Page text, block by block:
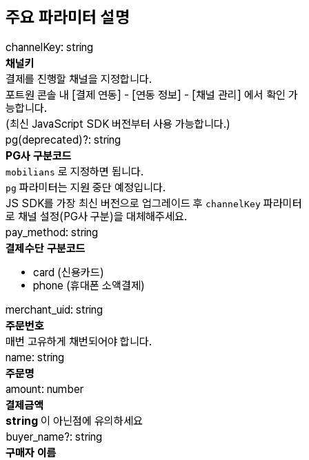
주요 파라미터 설명
channelKey: string
채널키
결제를 진행할 채널을 지정합니다.
포트원 콘솔 내 [결제 연동] - [연동 정보] - [채널 관리] 에서 확인 가
능합니다.
(최신 JavaScript SDK 버전부터 사용 가능합니다.)
pg(deprecated)?: string
PG사 구분코드
mobilians 로 지정하면 됩니다.
pg 파라미터는 지원 중단 예정입니다.
JS SDK를 가장 최신 버전으로 업그레이드 후 channelKey 파라미터
로 채널 설정(PG사 구분)을 대체해주세요.
pay_method: string
결제수단 구분코드
card (신용카드)
phone (휴대폰 소액결제)
merchant_uid: string
주문번호
매번 고유하게 채번되어야 합니다.
name: string
주문명
amount: number
결제금액
string 이 아닌점에 유의하세요
buyer_name?: string
구매자 이름